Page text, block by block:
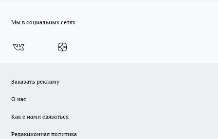
Мы в социальных сетях
Заказать рекламу
О нас
Как с нами связаться
Редакционная политика